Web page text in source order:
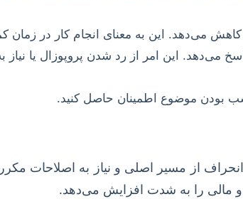
کاهش می‌دهد. این به معنای انجام کار در زمان
این امر از رد شدن پروپوزال یا نیاز
بودن موضوع اطمینان حاصل کنید.
از مسیر اصلی و نیاز به اصلاحات مکرر
و مالی را به شدت افزایش می‌دهد.